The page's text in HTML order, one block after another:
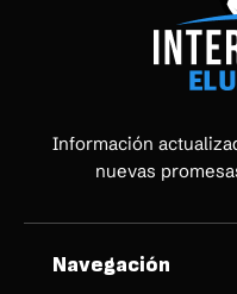
Información
nuevas
Navegación